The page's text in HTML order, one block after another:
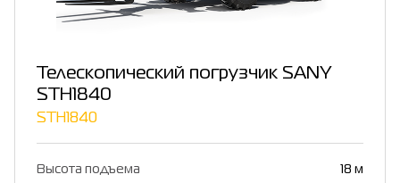
Телескопический погрузчик SANY
STH1840
STH1840
Высота подъема 18 м